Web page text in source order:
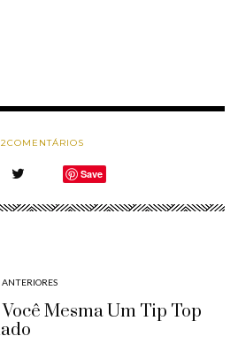
2COMENTÁRIOS
Save
Mesma Um Tip Top